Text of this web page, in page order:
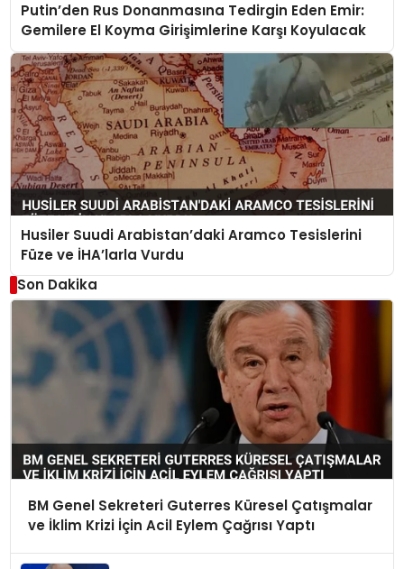
Putin’den Rus Donanmasına Tedirgin Eden Emir:
Gemilere El Koyma Girişimlerine Karşı Koyulacak
Husiler Suudi Arabistan’daki Aramco Tesislerini
Füze ve İHA’larla Vurdu
Son Dakika
BM Genel Sekreteri Guterres Küresel Çatışmalar
ve İklim Krizi İçin Acil Eylem Çağrısı Yaptı